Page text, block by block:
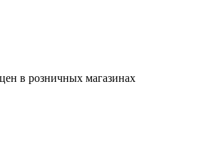
в розничных магазинах